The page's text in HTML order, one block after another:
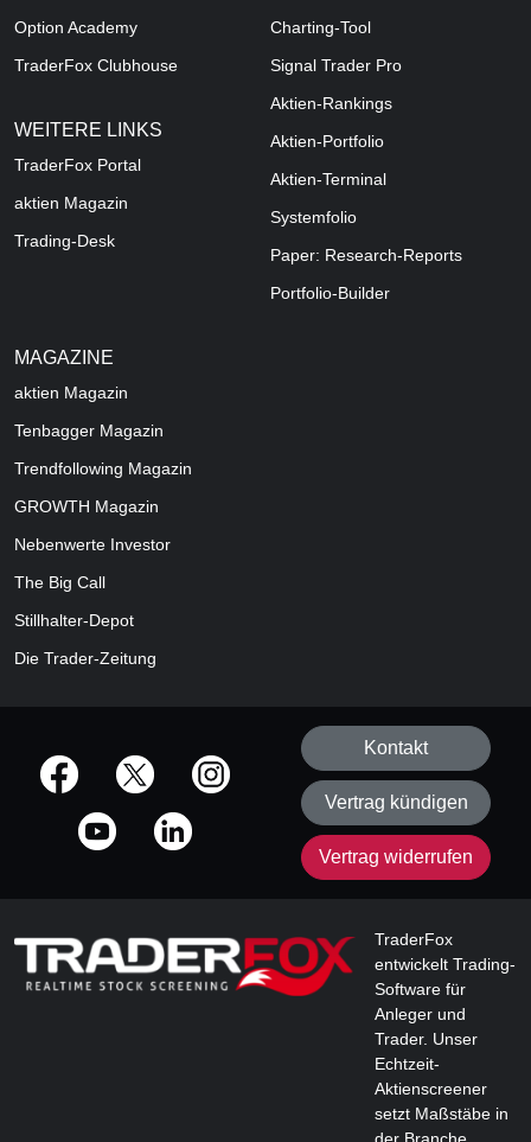
Option Academy
TraderFox Clubhouse
WEITERE LINKS
TraderFox Portal
aktien Magazin
Trading-Desk
Charting-Tool
Signal Trader Pro
Aktien-Rankings
Aktien-Portfolio
Aktien-Terminal
Systemfolio
Paper: Research-Reports
Portfolio-Builder
MAGAZINE
aktien Magazin
Tenbagger Magazin
Trendfollowing Magazin
GROWTH Magazin
Nebenwerte Investor
The Big Call
Stillhalter-Depot
Die Trader-Zeitung
offizielle Social Media-Accounts
Kontakt
Vertrag kündigen
Vertrag widerrufen
TraderFox
entwickelt Trading-
Software für
Anleger und
Trader. Unser
Echtzeit-
Aktienscreener
setzt Maßstäbe in